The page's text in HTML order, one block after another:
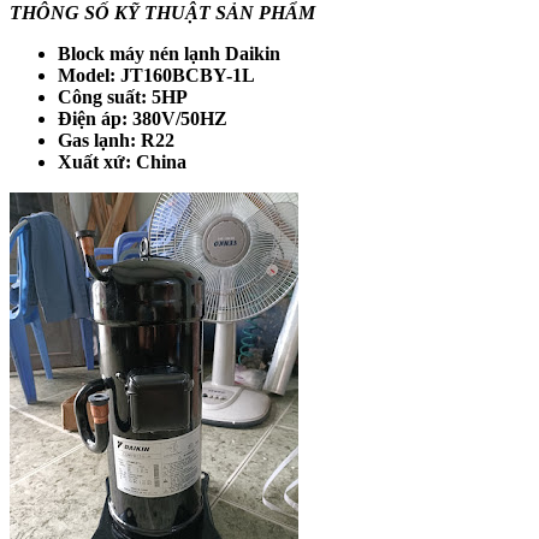
THÔNG SỐ KỸ THUẬT SẢN PHẨM
Block máy nén lạnh Daikin
Model: JT160BCBY-1L
Công suất: 5HP
Điện áp: 380V/50HZ
Gas lạnh: R22
Xuất xứ: China